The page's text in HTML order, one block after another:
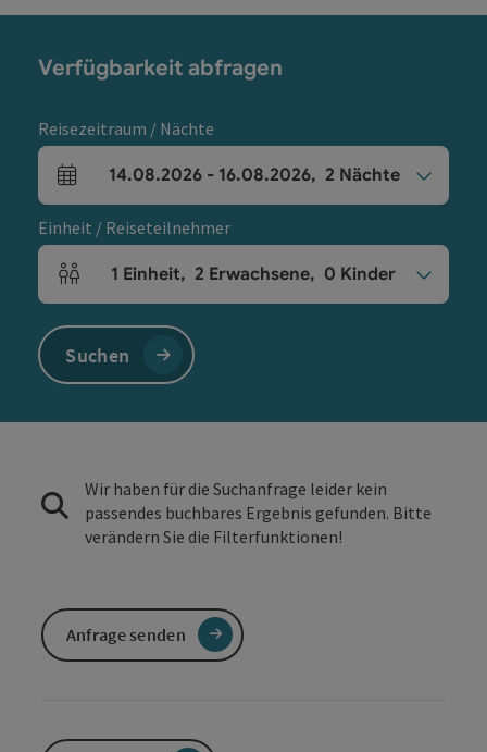
Verfügbarkeit abfragen
Reisezeitraum / Nächte
An- und Abreisefelder
14.08.2026 - 16.08.2026, 2 Nächte
Einheit / Reiseteilnehmer
Einheitenanzahl und Personenfelder
1 Einheit, 2 Erwachsene, 0 Kinder
Suchen
Wir haben für die Suchanfrage leider kein
passendes buchbares Ergebnis gefunden. Bitte
verändern Sie die Filterfunktionen!
Anfrage senden